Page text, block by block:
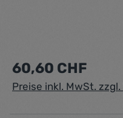
Regulärer Preis:
60,60 CHF
Preise inkl. MwSt.